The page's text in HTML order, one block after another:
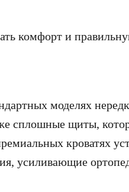
комфорт и
моделях
сплошные щиты,
кроватях
усиливающие